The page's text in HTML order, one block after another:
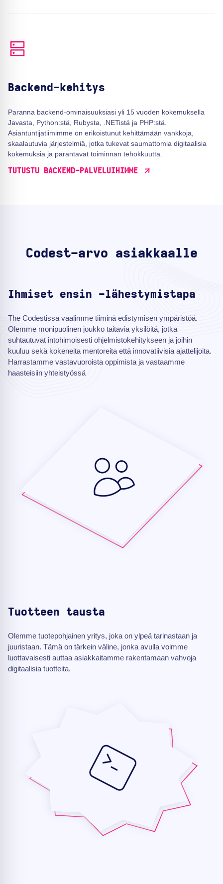
Backend-kehitys
Paranna backend-ominaisuuksiasi yli 15 vuoden kokemuksella
Javasta, Python:stä, Rubysta, .NETistä ja PHP:stä.
Asiantuntijatiimimme on erikoistunut kehittämään vankkoja,
skaalautuvia järjestelmiä, jotka tukevat saumattomia digitaalisia
kokemuksia ja parantavat toiminnan tehokkuutta.
TUTUSTU BACKEND-PALVELUIHIMME
Codest-arvo asiakkaalle
Ihmiset ensin -lähestymistapa
The Codestissa vaalimme tiiminä edistymisen ympäristöä.
Olemme monipuolinen joukko taitavia yksilöitä, jotka
suhtautuvat intohimoisesti ohjelmistokehitykseen ja joihin
kuuluu sekä kokeneita mentoreita että innovatiivisia ajattelijoita.
Harrastamme vastavuoroista oppimista ja vastaamme
haasteisiin yhteistyössä
Tuotteen tausta
Olemme tuotepohjainen yritys, joka on ylpeä tarinastaan ja
juuristaan. Tämä on tärkein väline, jonka avulla voimme
luottavaisesti auttaa asiakkaitamme rakentamaan vahvoja
digitaalisia tuotteita.